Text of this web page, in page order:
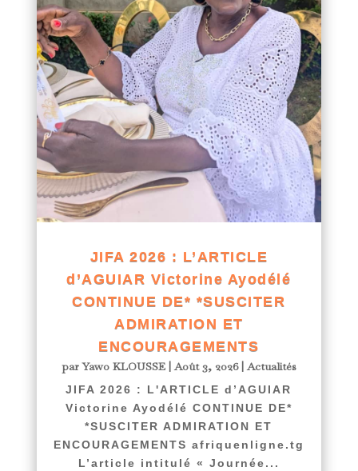
JIFA 2026 : L’ARTICLE
d’AGUIAR Victorine Ayodélé
CONTINUE DE* *SUSCITER
ADMIRATION ET
ENCOURAGEMENTS
parYawo KLOUSSE|Août 3, 2026|Actualités
JIFA 2026 : L'ARTICLE d’AGUIAR
Victorine Ayodélé CONTINUE DE*
*SUSCITER ADMIRATION ET
ENCOURAGEMENTS afriquenligne.tg
L’article intitulé « Journée...